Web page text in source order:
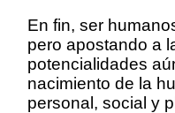
En fin, ser
pero apostando a
potencialidades
nacimiento de la
personal, social y